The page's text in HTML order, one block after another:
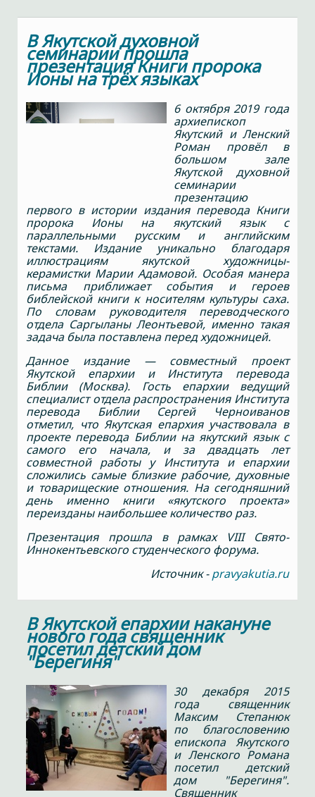
В Якутской духовной
семинарии прошла
презентация Книги пророка
Ионы на трёх языках
6 октября 2019 года
архиепископ
Якутский и Ленский
Роман провёл в
большом зале
Якутской духовной
семинарии
презентацию
первого в истории издания перевода Книги
пророка Ионы на якутский язык с
параллельными русским и английским
текстами. Издание уникально благодаря
иллюстрациям якутской художницы-
керамистки Марии Адамовой. Особая манера
письма приближает события и героев
библейской книги к носителям культуры саха.
По словам руководителя переводческого
отдела Саргыланы Леонтьевой, именно такая
задача была поставлена перед художницей.
Данное издание — совместный проект
Якутской епархии и Института перевода
Библии (Москва). Гость епархии ведущий
специалист отдела распространения Института
перевода Библии Сергей Черноиванов
отметил, что Якутская епархия участвовала в
проекте перевода Библии на якутский язык с
самого его начала, и за двадцать лет
совместной работы у Института и епархии
сложились самые близкие рабочие, духовные
и товарищеские отношения. На сегодняшний
день именно книги «якутского проекта»
переизданы наибольшее количество раз.
Презентация прошла в рамках VIII Свято-
Иннокентьевского студенческого форума.
Источник -pravyakutia.ru
В Якутской епархии накануне
нового года священник
посетил детский дом
"Берегиня"
30 декабря 2015
года священник
Максим Степанюк
по благословению
епископа Якутского
и Ленского Романа
посетил детский
дом "Берегиня".
Священник